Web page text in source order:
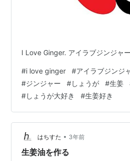
I Love Ginger. アイラブジンジャー
#i love ginger #アイラブジンジ
#ジンジャー #しょうが #生姜
#しょうが大好き #生姜好き
はちすた • 3年前
生姜油を作る